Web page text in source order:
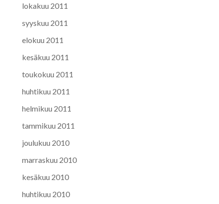
lokakuu 2011
syyskuu 2011
elokuu 2011
kesäkuu 2011
toukokuu 2011
huhtikuu 2011
helmikuu 2011
tammikuu 2011
joulukuu 2010
marraskuu 2010
kesäkuu 2010
huhtikuu 2010